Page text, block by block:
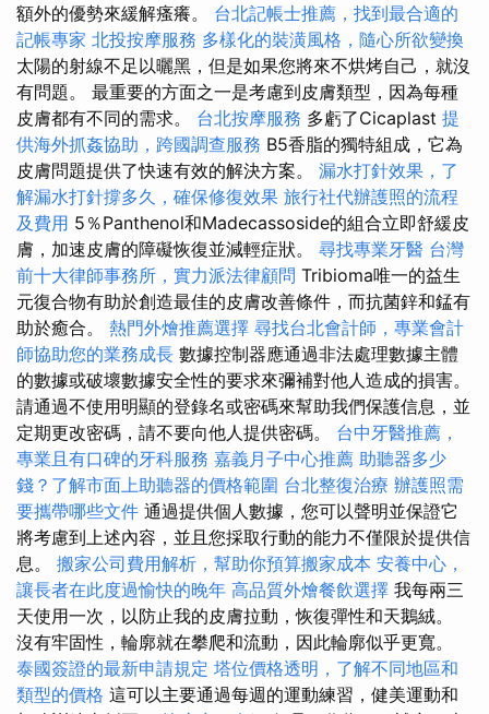
額外的優勢來緩解瘙癢。 台北記帳士推薦，找到最合適的
記帳專家 北投按摩服務 多樣化的裝潢風格，隨心所欲變換
太陽的射線不足以曬黑，但是如果您將來不烘烤自己，就沒
有問題。 最重要的方面之一是考慮到皮膚類型，因為每種
皮膚都有不同的需求。 台北按摩服務 多虧了Cicaplast 提
供海外抓姦協助，跨國調查服務 B5香脂的獨特組成，它為
皮膚問題提供了快速有效的解決方案。 漏水打針效果，了
解漏水打針撐多久，確保修復效果 旅行社代辦護照的流程
及費用 5％Panthenol和Madecassoside的組合立即舒緩皮
膚，加速皮膚的障礙恢復並減輕症狀。 尋找專業牙醫 台灣
前十大律師事務所，實力派法律顧問 Tribioma唯一的益生
元復合物有助於創造最佳的皮膚改善條件，而抗菌鋅和錳有
助於癒合。 熱門外燴推薦選擇 尋找台北會計師，專業會計
師協助您的業務成長 數據控制器應通過非法處理數據主體
的數據或破壞數據安全性的要求來彌補對他人造成的損害。
請通過不使用明顯的登錄名或密碼來幫助我們保護信息，並
定期更改密碼，請不要向他人提供密碼。 台中牙醫推薦，
專業且有口碑的牙科服務 嘉義月子中心推薦 助聽器多少
錢？了解市面上助聽器的價格範圍 台北整復治療 辦護照需
要攜帶哪些文件 通過提供個人數據，您可以聲明並保證它
將考慮到上述內容，並且您採取行動的能力不僅限於提供信
息。 搬家公司費用解析，幫助你預算搬家成本 安養中心，
讓長者在此度過愉快的晚年 高品質外燴餐飲選擇 我每兩三
天使用一次，以防止我的皮膚拉動，恢復彈性和天鵝絨。
沒有牢固性，輪廓就在攀爬和流動，因此輪廓似乎更寬。
泰國簽證的最新申請規定 塔位價格透明，了解不同地區和
類型的價格 這可以主要通過每週的運動練習，健美運動和